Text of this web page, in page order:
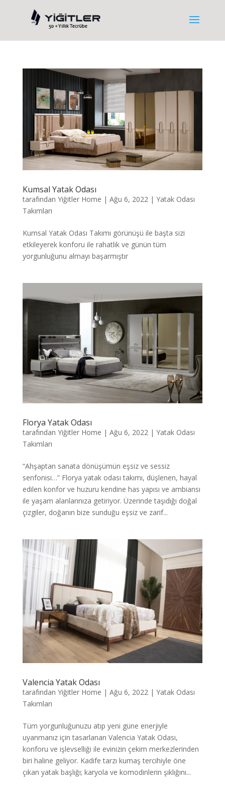
Kumsal Yatak Odası
tarafından Yiğitler Home | Ağu 6, 2022 | Yatak Odası
Takımları
Kumsal Yatak Odası Takımı görünüşü ile başta sizi
etkileyerek konforu ile rahatlık ve günün tüm
yorgunluğunu almayı başarmıştır
Florya Yatak Odası
tarafından Yiğitler Home | Ağu 6, 2022| Yatak Odası
Takımları
“Ahşaptan sanata dönüşümün eşsiz ve sessiz
senfonisi…” Florya yatak odası takımı, düşlenen, hayal
edilen konfor ve huzuru kendine has yapısı ve ambiansı
ile yaşam alanlarınıza getiriyor. Üzerinde taşıdığı doğal
çizgiler, doğanın bize sunduğu eşsiz ve zarif...
Valencia Yatak Odası
tarafından Yiğitler Home | Ağu 6, 2022| Yatak Odası
Takımları
Tüm yorgunluğunuzu atıp yeni güne enerjiyle
uyanmanız için tasarlanan Valencia Yatak Odası,
konforu ve işlevselliği ile evinizin çekim merkezlerinden
biri haline geliyor. Kadife tarzı kumaş tercihiyle öne
çıkan yatak başlığı; karyola ve komodinlerin şıklığını...